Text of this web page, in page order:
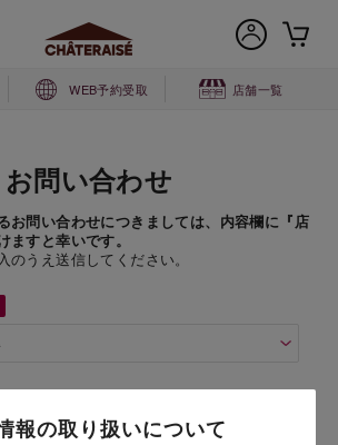
WEB予約受取 店舗一覧
お問い合わせ
お問い合わせにつきましては、内容欄に『店
ますと幸いです。
うえ送信してください。
報の取り扱いについて
産白桃のデコレーション 14cm